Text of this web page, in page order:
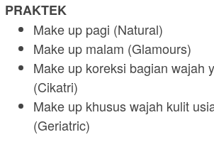
PRAKTEK
Make up pagi (Natural)
Make up malam (Glamours)
Make up koreksi bagian wajah
(Cikatri)
Make up khusus wajah kulit
(Geriatric)